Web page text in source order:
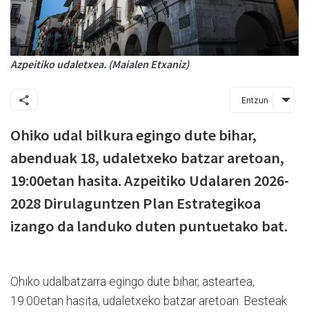
Azpeitiko udaletxea. (Maialen Etxaniz)
Entzun
Ohiko udal bilkura egingo dute bihar,
abenduak 18, udaletxeko batzar aretoan,
19:00etan hasita. Azpeitiko Udalaren 2026-
2028 Dirulaguntzen Plan Estrategikoa
izango da landuko duten puntuetako bat.
Ohiko udalbatzarra egingo dute bihar, asteartea,
19:00etan hasita, udaletxeko batzar aretoan. Besteak